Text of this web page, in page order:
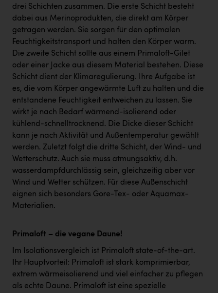
drei Schichten zusammen. Die erste Schicht besteht
dabei aus Merinoprodukten, die direkt am Körper
getragen werden. Sie sorgen für den optimalen
Feuchtigkeitstransport und halten den Körper warm.
Die zweite Schicht sollte aus einem Primaloft-Gilet
oder einer Jacke aus diesem Material bestehen. Diese
Schicht dient der Klimaregulierung. Ihre Aufgabe ist
es, die vom Körper angewärmte Luft zu halten und die
entstandene Feuchtigkeit entweichen zu lassen. Sie
wirkt je nach Bedarf wärmend-isolierend oder
kühlend-schnelltrocknend. Die Dicke dieser Schicht
kann je nach Aktivität und Außentemperatur gewählt
werden. Zuletzt folgt die dritte Schicht, der Wind- und
Wetterschutz. Auch sie muss atmungsaktiv, d.h.
wasserdampfdurchlässig sein, gleichzeitig aber vor
Wind und Wetter schützen. Für diese Außenschicht
eignen sich besonders Gore-Tex- oder Aquamax-
Materialien.
Primaloft – die vegane Daune!
Im Isolationsvergleich ist Primaloft state-of-the-art.
Ihr Hauptvorteil: Primaloft ist stark komprimierbar,
extrem wärmeisolierend und viel einfacher zu pflegen
als echte Daune. Primaloft ist eine spezielle